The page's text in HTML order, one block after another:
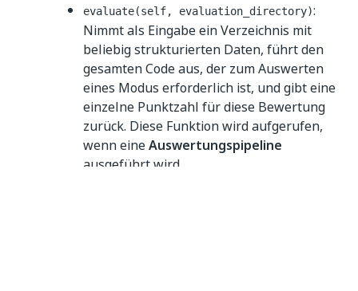
evaluate(self, evaluation_directory):
Nimmt als Eingabe ein Verzeichnis mit
beliebig strukturierten Daten, führt den
gesamten Code aus, der zum Auswerten
eines Modus erforderlich ist, und gibt eine
einzelne Punktzahl für diese Bewertung
zurück. Diese Funktion wird aufgerufen,
wenn eineAuswertungspipeline
ausgeführt wird.